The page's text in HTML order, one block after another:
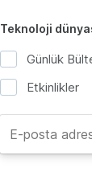
Teknoloji
Günlük
Etkinlikler